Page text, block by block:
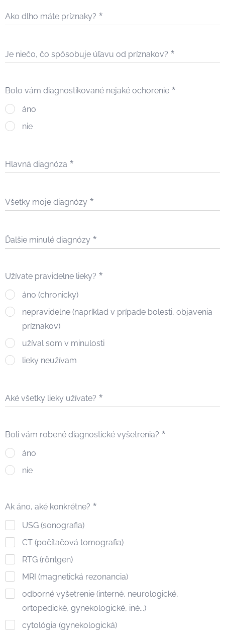
Ako dlho máte príznaky?
Je niečo, čo spôsobuje úľavu od príznakov?
Bolo vám diagnostikované nejaké ochorenie
áno
nie
Hlavná diagnóza
Všetky moje diagnózy
Ďalšie minulé diagnózy
Užívate pravidelne lieky?
áno (chronicky)
nepravidelne (napríklad v prípade bolesti, objavenia
príznakov)
užíval som v minulosti
lieky neužívam
Aké všetky lieky užívate?
Boli vám robené diagnostické vyšetrenia?
áno
nie
Ak áno, aké konkrétne?
USG (sonografia)
CT (počítačová tomografia)
RTG (röntgen)
MRI (magnetická rezonancia)
odborné vyšetrenie (interné, neurologické,
ortopedické, gynekologické, iné...)
cytológia (gynekologická)